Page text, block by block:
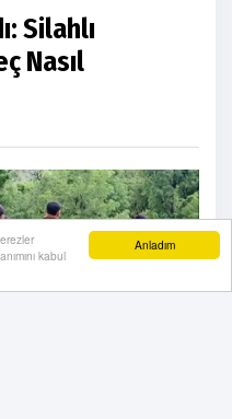
Anladım
kabul
Silahlı
Nasıl